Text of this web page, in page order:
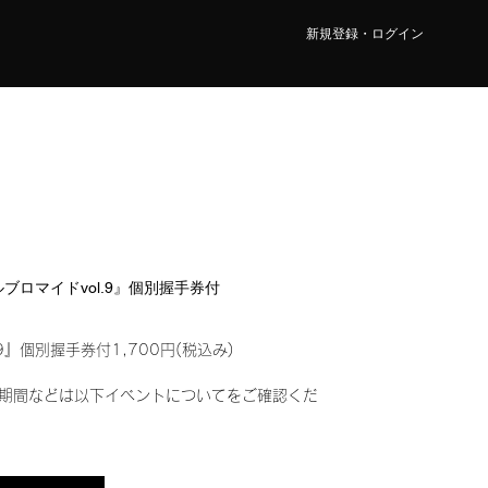
新規登録・ログイン
ロマイドvol.9』個別握手券付
』個別握手券付1,700円(税込み)
間などは以下イベントについてをご確認くだ